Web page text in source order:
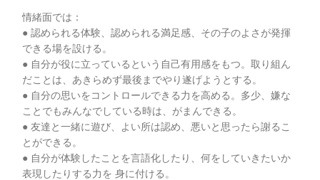
情緒面では：
● 認められる体験、認められる満足感、その子のよさが発揮
できる場を設ける。
● 自分が役に立っているという自己有用感をもつ。取り組ん
だことは、あきらめず最後までやり遂げようとする。
● 自分の思いをコントロールできる力を高める。多少、嫌な
ことでもみんなでしている時は、がまんできる。
● 友達と一緒に遊び、よい所は認め、悪いと思ったら謝るこ
とができる。
● 自分が体験したことを言語化したり、何をしていきたいか
表現したりする力を 身に付ける。